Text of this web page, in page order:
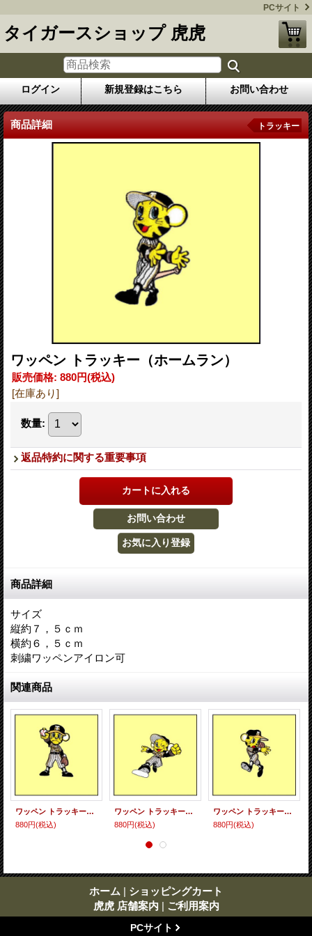
PCサイト
タイガースショップ 虎虎
ログイン 新規登録はこちら お問い合わせ
商品詳細 トラッキー
ワッペン トラッキー（ホームラン）
販売価格: 880円(税込)
[在庫あり]
数量:
返品特約に関する重要事項
商品詳細
サイズ
縦約７，５ｃｍ
横約６，５ｃｍ
刺繍ワッペンアイロン可
関連商品
ワッペン トラッキー（三振予告）
880円(税込)
ワッペン トラッキー（スライディング）
880円(税込)
ワッペン トラッキー（ジャンピングスロー）
880円(税込)
ホーム | ショッピングカート
虎虎 店舗案内 | ご利用案内
PCサイト